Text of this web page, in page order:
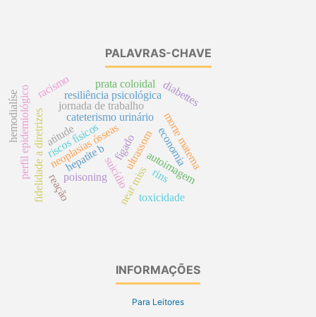
PALAVRAS-CHAVE
hepatite b
neoplasias ósseas
poisoning
ultrassom
cateterismo urinário
near miss
fidelidade a diretrizes
jornada de trabalho
resiliência psicológica
riscos físicos
autoimagem
morte materna
perfil epidemiológico economia
suicídio
reação
prata coloidal diabettes
hemodialíse
toxicidade
fígado
rins
racismo
atitude
INFORMAÇÕES
Para Leitores